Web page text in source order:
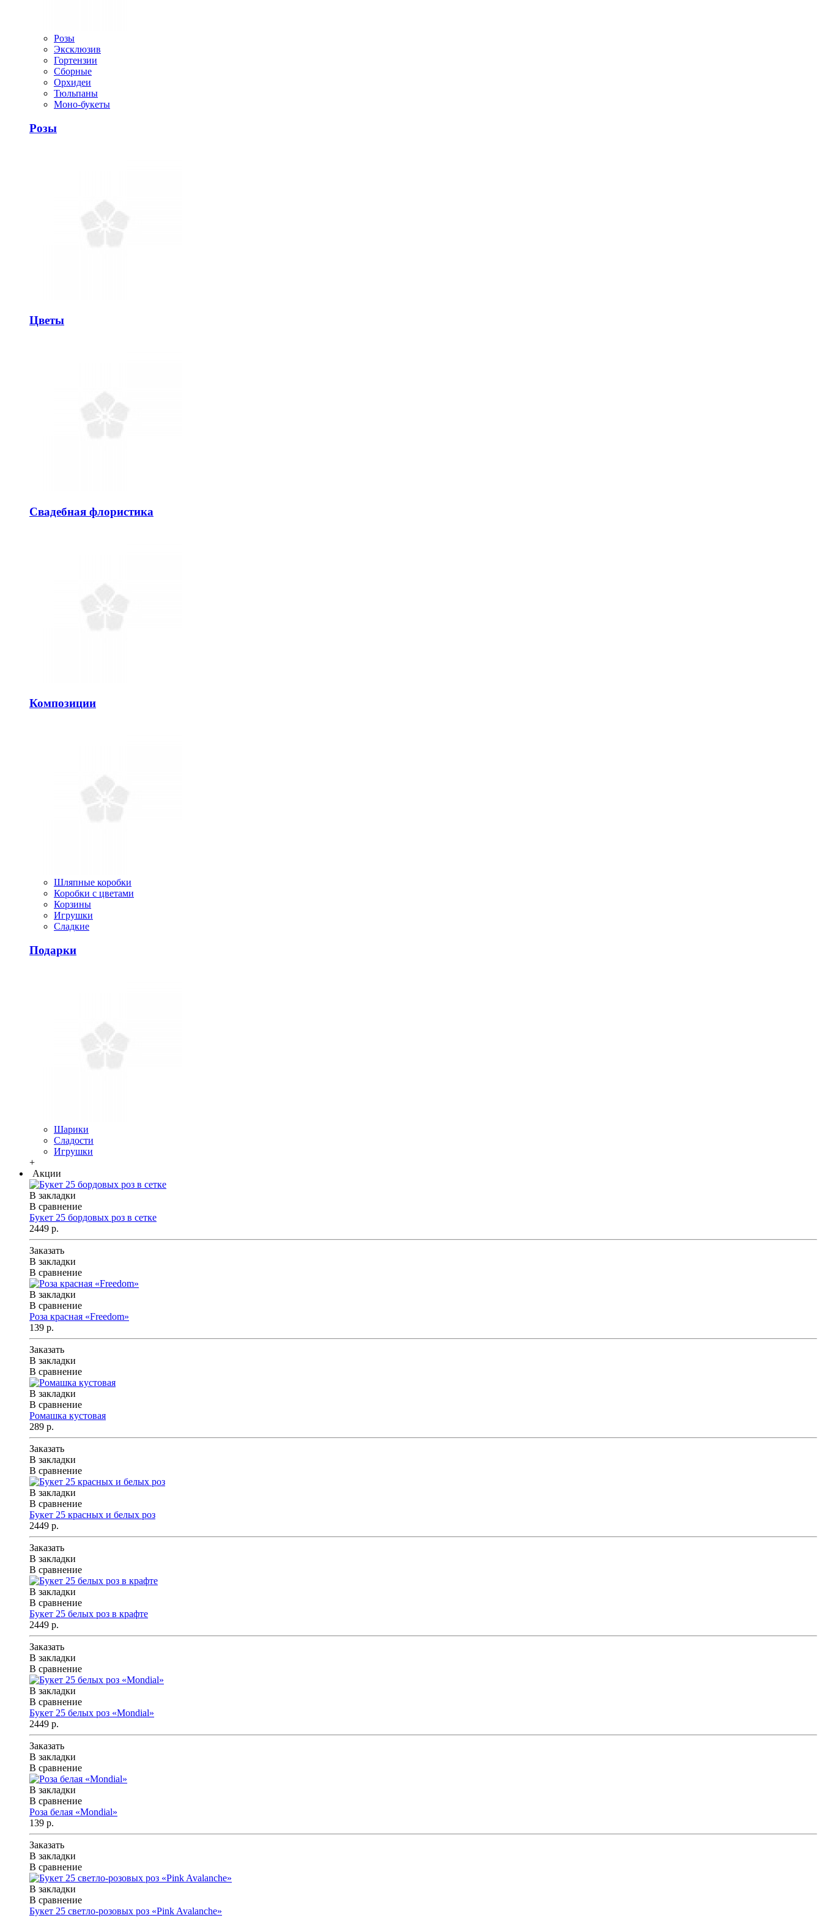
Розы
Эксклюзив
Гортензии
Сборные
Орхидеи
Тюльпаны
Моно-букеты
Розы
Цветы
Свадебная флористика
Композиции
Шляпные коробки
Коробки с цветами
Корзины
Игрушки
Сладкие
Подарки
Шарики
Сладости
Игрушки
+
Акции
В закладки
В сравнение
Букет 25 бордовых роз в сетке
2449 р.
Заказать
В закладки
В сравнение
В закладки
В сравнение
Роза красная «Freedom»
139 р.
Заказать
В закладки
В сравнение
В закладки
В сравнение
Ромашка кустовая
289 р.
Заказать
В закладки
В сравнение
В закладки
В сравнение
Букет 25 красных и белых роз
2449 р.
Заказать
В закладки
В сравнение
В закладки
В сравнение
Букет 25 белых роз в крафте
2449 р.
Заказать
В закладки
В сравнение
В закладки
В сравнение
Букет 25 белых роз «Mondial»
2449 р.
Заказать
В закладки
В сравнение
В закладки
В сравнение
Роза белая «Mondial»
139 р.
Заказать
В закладки
В сравнение
В закладки
В сравнение
Букет 25 светло-розовых роз «Pink Avalanche»